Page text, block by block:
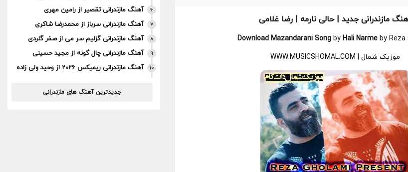
مازندرانی جدید | حالی نارمه | رضا غلامی
Download Mazandarani Songby Hali Narme by Reza
موزیک شمال | WWW.MUSICSHOMAL.COM
6 آهنگ مازندرانی تقصیر از رامین مهری
7 آهنگ مازندرانی سرباز از محمدرضا شاکری
8 آهنگ مازندرانی گزلیم سر می از صفر گلردی
9 آهنگ مازندرانی چال گونه از مجید حسینی
10 آهنگ مازندرانی ریمیکس 2026 از وحید ولی زاده
جدیدترین آهنگ های مازندرانی